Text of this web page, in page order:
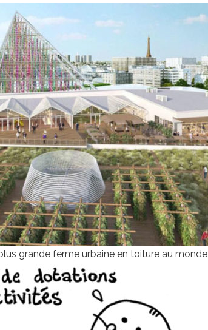
grande ferme urbaine en toiture au monde